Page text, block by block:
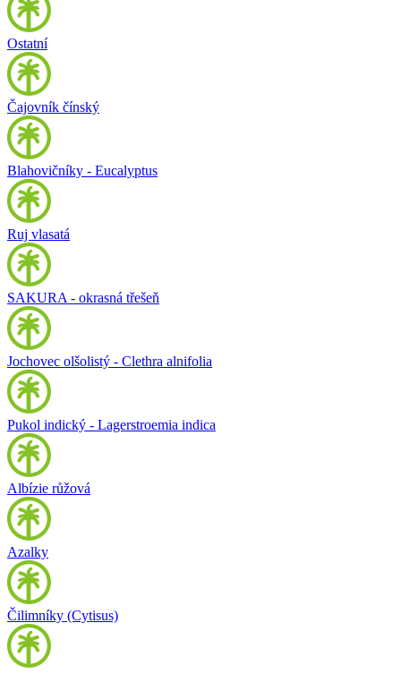
Ostatní
Čajovník čínský
Blahovičníky - Eucalyptus
Ruj vlasatá
SAKURA - okrasná třešeň
Jochovec olšolistý - Clethra alnifolia
Pukol indický - Lagerstroemia indica
Albízie růžová
Azalky
Čilimníky (Cytisus)